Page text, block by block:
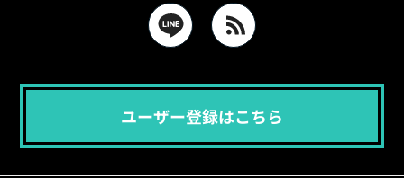
ユーザー登録はこちら